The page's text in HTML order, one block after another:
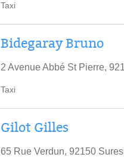
Taxi
Bidegaray Bruno
2 Avenue Abbé St Pierre,
Taxi
Gilot Gilles
65 Rue Verdun, 92150